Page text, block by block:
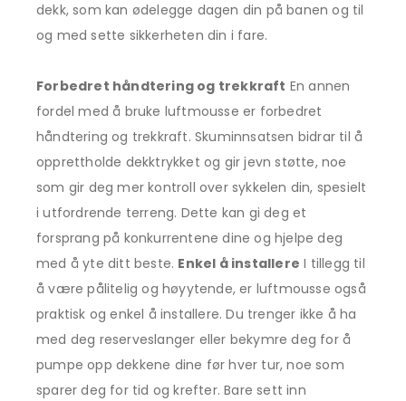
dekk, som kan ødelegge dagen din på banen og til
og med sette sikkerheten din i fare.
Forbedret håndtering og trekkraft En annen
fordel med å bruke luftmousse er forbedret
håndtering og trekkraft. Skuminnsatsen bidrar til å
opprettholde dekktrykket og gir jevn støtte, noe
som gir deg mer kontroll over sykkelen din, spesielt
i utfordrende terreng. Dette kan gi deg et
forsprang på konkurrentene dine og hjelpe deg
med å yte ditt beste. Enkel å installere I tillegg til
å være pålitelig og høyytende, er luftmousse også
praktisk og enkel å installere. Du trenger ikke å ha
med deg reserveslanger eller bekymre deg for å
pumpe opp dekkene dine før hver tur, noe som
sparer deg for tid og krefter. Bare sett inn